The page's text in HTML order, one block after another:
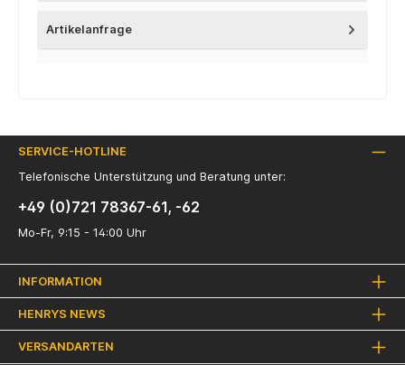
Artikelanfrage
SERVICE-HOTLINE
Telefonische Unterstützung und Beratung unter:
+49 (0)721 78367-61, -62
Mo-Fr, 9:15 - 14:00 Uhr
INFORMATION
HENRYS NEWS
VERSANDARTEN